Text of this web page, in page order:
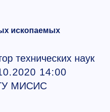
ископаемых
технических наук
14:00
МИСИС